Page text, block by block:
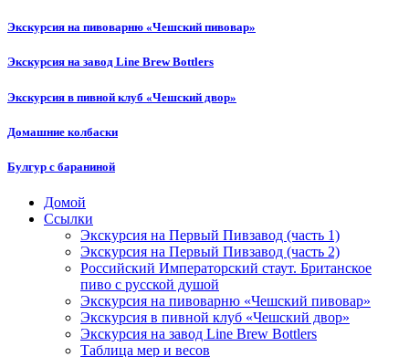
Экскурсия на пивоварню «Чешский пивовар»
Экскурсия на завод Line Brew Bottlers
Экскурсия в пивной клуб «Чешский двор»
Домашние колбаски
Булгур с бараниной
semenych.info
Домой
Ссылки
Экскурсия на Первый Пивзавод (часть 1)
Экскурсия на Первый Пивзавод (часть 2)
Российский Императорский стаут. Британское
пиво с русской душой
Экскурсия на пивоварню «Чешский пивовар»
Экскурсия в пивной клуб «Чешский двор»
Экскурсия на завод Line Brew Bottlers
Таблица мер и весов